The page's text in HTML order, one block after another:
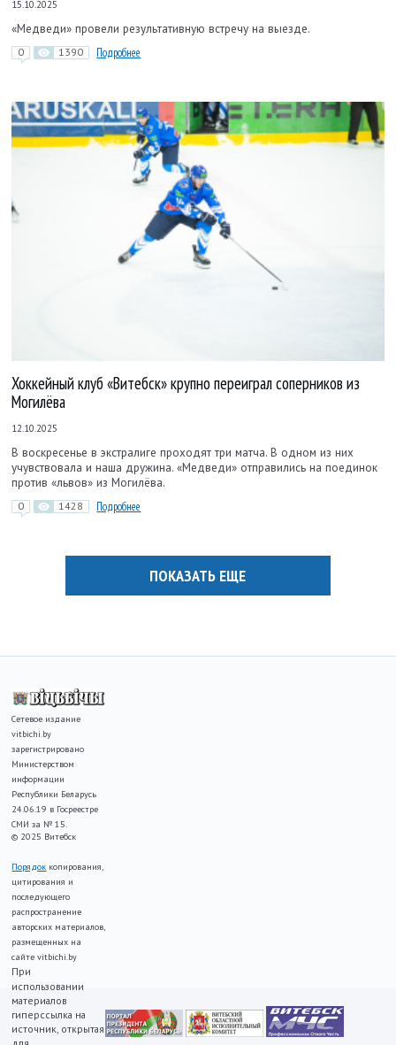
15.10.2025
«Медведи» провели результативную встречу на выезде.
0 1390 Подробнее
Хоккейный клуб «Витебск» крупно переиграл соперников из
Могилёва
12.10.2025
В воскресенье в экстралиге проходят три матча. В одном из них
учувствовала и наша дружина. «Медведи» отправились на поединок
против «львов» из Могилёва.
0 1428 Подробнее
ПОКАЗАТЬ ЕЩЕ
Сетевое издание
vitbichi.by
зарегистрировано
Министерством
информации
Республики Беларусь
24.06.19 в Госреестре
СМИ за № 15.
© 2025 Витебск
Порядок копирования,
цитирования и
последующего
распространение
авторских материалов,
размещенных на
сайте vitbichi.by
При
использовании
материалов
гиперссылка на
источник, открытая